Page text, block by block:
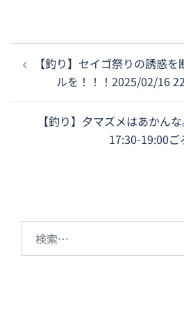
稿
【釣り】セイゴ祭りの誘惑
ルを！！！2025/02/16
【釣り】夕マズメはあかん
17:30-19:00ご